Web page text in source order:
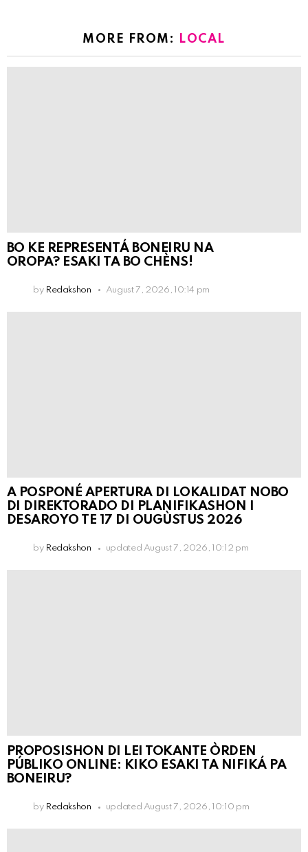
MORE FROM: LOCAL
BO KE REPRESENTÁ BONEIRU NA
OROPA? ESAKI TA BO CHÈNS!
by Redakshon August 7, 2026, 10:14 pm
A POSPONÉ APERTURA DI LOKALIDAT NOBO
DI DIREKTORADO DI PLANIFIKASHON I
DESAROYO TE 17 DI OUGÙSTUS 2026
by Redakshon updated August 7, 2026, 10:12 pm
PROPOSISHON DI LEI TOKANTE ÒRDEN
PÚBLIKO ONLINE: KIKO ESAKI TA NIFIKÁ PA
BONEIRU?
by Redakshon updated August 7, 2026, 10:10 pm